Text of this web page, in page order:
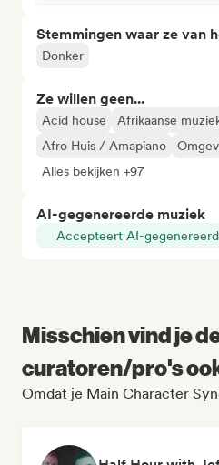
Stemmingen waar ze van
Donker
Ze willen geen...
Acid house Afrikaanse
Afro Huis / Amapiano
Alles bekijken +97
AI-gegenereerde muziek
Accepteert AI-
Misschien vind je
curatoren/pro's
Omdat je Main Character